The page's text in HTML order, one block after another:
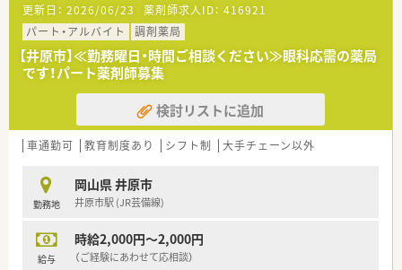
更新日： 2026/06/23 薬剤師求人ID： 416921
パート・アルバイト
調剤薬局
【井原市】≪勤務曜日・時間ご相談ください≫眼科応需の薬局
です！パート薬剤師募集
検討リストに追加
車通勤可 教育制度あり シフト制 大手チェーン以外
勤務地
岡山県 井原市
井原市駅 (JR芸備線)
給与
時給2,000円～2,000円
（ご経験にあわせて応相談）